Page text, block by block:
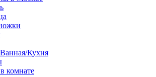
Кухня
комнате